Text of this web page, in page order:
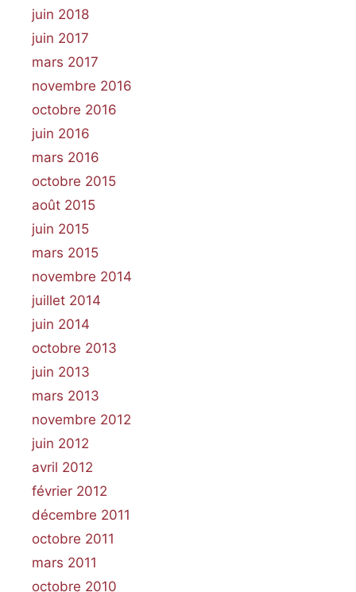
juin 2018
juin 2017
mars 2017
novembre 2016
octobre 2016
juin 2016
mars 2016
octobre 2015
août 2015
juin 2015
mars 2015
novembre 2014
juillet 2014
juin 2014
octobre 2013
juin 2013
mars 2013
novembre 2012
juin 2012
avril 2012
février 2012
décembre 2011
octobre 2011
mars 2011
octobre 2010